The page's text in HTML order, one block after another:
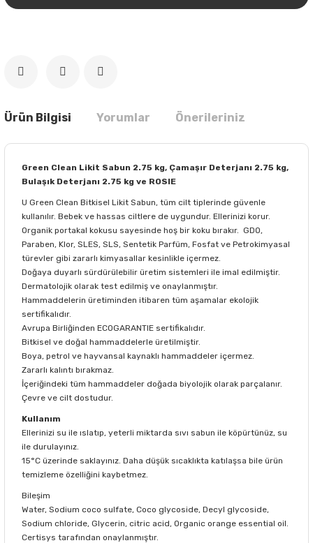
Ürün Bilgisi Yorumlar Önerileriniz
Green Clean Likit Sabun 2.75 kg, Çamaşır Deterjanı 2.75 kg,
Bulaşık Deterjanı 2.75 kg ve ROSIE
U Green Clean Bitkisel Likit Sabun, tüm cilt tiplerinde güvenle
kullanılır. Bebek ve hassas ciltlere de uygundur. Ellerinizi korur.
Organik portakal kokusu sayesinde hoş bir koku bırakır. GDO,
Paraben, Klor, SLES, SLS, Sentetik Parfüm, Fosfat ve Petrokimyasal
türevler gibi zararlı kimyasallar kesinlikle içermez.
Doğaya duyarlı sürdürülebilir üretim sistemleri ile imal edilmiştir.
Dermatolojik olarak test edilmiş ve onaylanmıştır.
Hammaddelerin üretiminden itibaren tüm aşamalar ekolojik
sertifikalıdır.
Avrupa Birliğinden ECOGARANTIE sertifikalıdır.
Bitkisel ve doğal hammaddelerle üretilmiştir.
Boya, petrol ve hayvansal kaynaklı hammaddeler içermez.
Zararlı kalıntı bırakmaz.
İçeriğindeki tüm hammaddeler doğada biyolojik olarak parçalanır.
Çevre ve cilt dostudur.
Kullanım
Ellerinizi su ile ıslatıp, yeterli miktarda sıvı sabun ile köpürtünüz, su
ile durulayınız.
15°C üzerinde saklayınız. Daha düşük sıcaklıkta katılaşsa bile ürün
temizleme özelliğini kaybetmez.
Bileşim
Water, Sodium coco sulfate, Coco glycoside, Decyl glycoside,
Sodium chloride, Glycerin, citric acid, Organic orange essential oil.
Certisys tarafından onaylanmıştır.